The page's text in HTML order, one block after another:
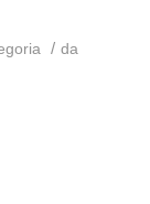
/ da